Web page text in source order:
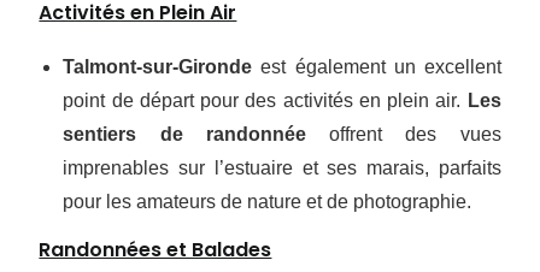
Activités en Plein Air
Talmont-sur-Gironde est également un excellent
point de départ pour des activités en plein air. Les
sentiers de randonnéeoffrent des vues
imprenables sur l’estuaire et ses marais, parfaits
pour les amateurs de nature et de photographie.
Randonnées et Balades